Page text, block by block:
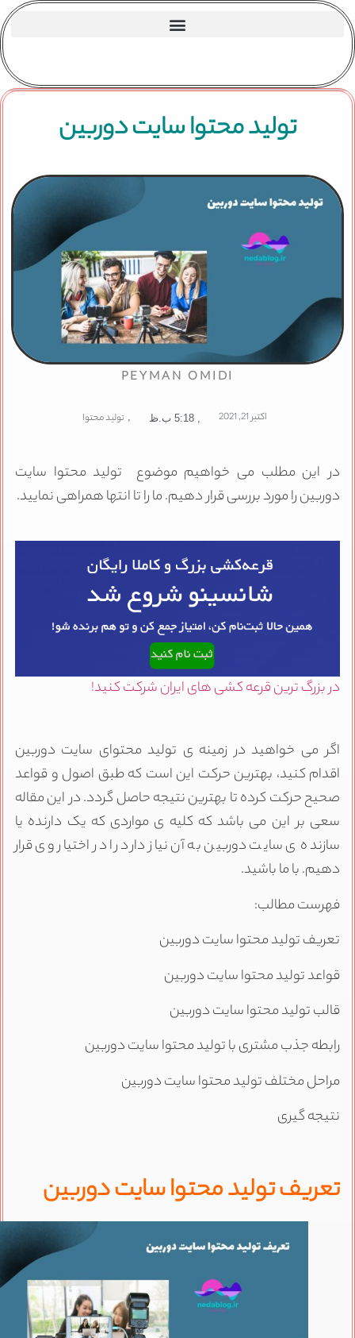
تولید محتوا سایت دوربین
PEYMAN OMIDI
اکتبر 21, 2021 5:18 ب.ظ تولید محتوا
این مطلب می خواهیم موضوع تولید محتوا سایت
را مورد بررسی قرار دهیم. ما را تا انتها همراهی نمایید.
بزرگ ترین قرعه کشی های ایران شرکت کنید!
می خواهید در زمینه ی تولید محتوای سایت دوربین
کنید، بهترین حرکت این است که طبق اصول و قواعد
حرکت کرده تا بهترین نتیجه حاصل گردد. در این مقاله
بر این می باشد که کلیه ی مواردی که یک دارنده یا
ی سایت دوربین به آن نیاز دارد را در اختیار وی قرار
با ما باشید.
مطالب:
تولید محتوا سایت دوربین
تولید محتوا سایت دوربین
تولید محتوا سایت دوربین
جذب مشتری با تولید محتوا سایت دوربین
مختلف تولید محتوا سایت دوربین
گیری
تولید محتوا سایت دوربین